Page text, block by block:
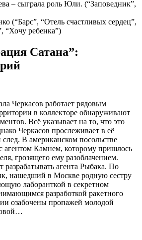
– сыграла роль Юли. (“Заповедник”,
(“Барс”, “Отель счастливых сердец”,
“Хочу ребенка”)
Сатана”:
Черкасов работает рядовым
в коллекторе обнаруживают
Всё указывает на то, что это
Черкасов прослеживает в её
В американском посольстве
агентом Камнем, которому пришлось
грозящего ему разоблачением.
агента Рыбака. По
нашедший в Москве родную сестру
лаборанткой в секретном
разработкой ракетного
озабочены пропажей молодой